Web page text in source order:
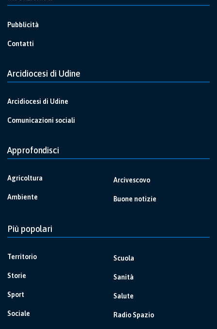
Pubblicità
Contatti
Arcidiocesi di Udine
Arcidiocesi di Udine
Comunicazioni sociali
Approfondisci
Agricoltura
Ambiente
Arcivescovo
Buone notizie
Più popolari
Territorio
Storie
Sport
Sociale
Scuola
Sanità
Salute
Radio Spazio